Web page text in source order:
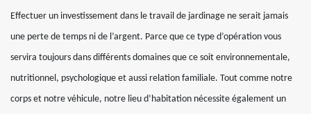
Effectuer un investissement dans le travail de jardinage ne serait jamais
une perte de temps ni de l’argent. Parce que ce type d’opération vous
servira toujours dans différents domaines que ce soit environnementale,
nutritionnel, psychologique et aussi relation familiale. Tout comme notre
corps et notre véhicule, notre lieu d’habitation nécessite également un